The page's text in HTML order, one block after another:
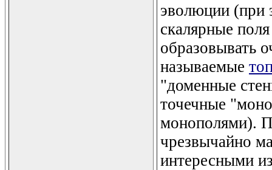
эволюции (при
скалярные
образовывать
называемые
"доменные
точечные
монополями).
чрезвычайно
интересными